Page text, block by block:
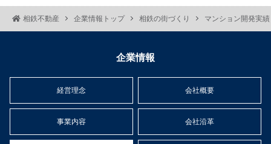
相鉄不動産 企業情報トップ 相鉄の街づくり マンション開発実績
企業情報
経営理念 会社概要
事業内容 会社沿革